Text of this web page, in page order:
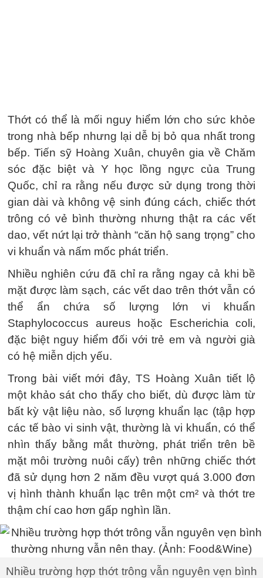
Thớt có thể là mối nguy hiểm lớn cho sức khỏe
trong nhà bếp nhưng lại dễ bị bỏ qua nhất trong
bếp. Tiến sỹ Hoàng Xuân, chuyên gia về Chăm
sóc đặc biệt và Y học lồng ngực của Trung
Quốc, chỉ ra rằng nếu được sử dụng trong thời
gian dài và không vệ sinh đúng cách, chiếc thớt
trông có vẻ bình thường nhưng thật ra các vết
dao, vết nứt lại trở thành “căn hộ sang trọng” cho
vi khuẩn và nấm mốc phát triển.
Nhiều nghiên cứu đã chỉ ra rằng ngay cả khi bề
mặt được làm sạch, các vết dao trên thớt vẫn có
thể ẩn chứa số lượng lớn vi khuẩn
Staphylococcus aureus hoặc Escherichia coli,
đặc biệt nguy hiểm đối với trẻ em và người già
có hệ miễn dịch yếu.
Trong bài viết mới đây, TS Hoàng Xuân tiết lộ
một khảo sát cho thấy cho biết, dù được làm từ
bất kỳ vật liệu nào, số lượng khuẩn lạc (tập hợp
các tế bào vi sinh vật, thường là vi khuẩn, có thể
nhìn thấy bằng mắt thường, phát triển trên bề
mặt môi trường nuôi cấy) trên những chiếc thớt
đã sử dụng hơn 2 năm đều vượt quá 3.000 đơn
vị hình thành khuẩn lạc trên một cm² và thớt tre
thậm chí cao hơn gấp nghìn lần.
Nhiều trường hợp thớt trông vẫn nguyên vẹn bình